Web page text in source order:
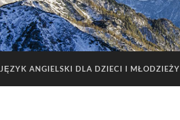
JĘZYK ANGIELSKI DLA DZIECI I MŁODZIEŻY